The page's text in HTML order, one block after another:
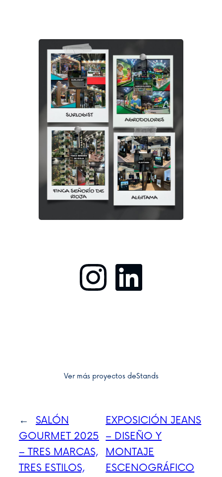
Instagram
LinkedIn
Ver más proyectos deStands
←
SALÓN
GOURMET 2025
– TRES MARCAS,
TRES ESTILOS,
EXPOSICIÓN JEANS
– DISEÑO Y
MONTAJE
ESCENOGRÁFICO